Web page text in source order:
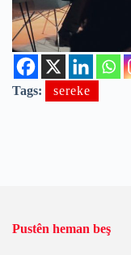
Tags: sereke
Pustên heman beş